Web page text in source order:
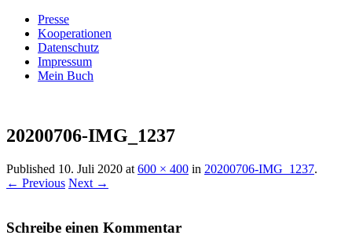
Presse
Kooperationen
Datenschutz
Impressum
Mein Buch
Villa König
20200706-IMG_1237
Published 10. Juli 2020 at 600 × 400 in 20200706-IMG_1237.
← Previous Next →
Schreibe einen Kommentar